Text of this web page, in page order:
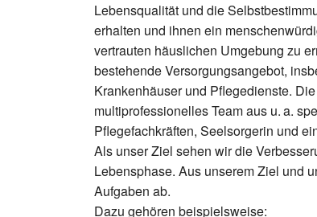
Lebensqualität und die
erhalten und ihnen ein
vertrauten häuslichen Umgebung zu
bestehende Versorgungsangebot,
Krankenhäuser und Pflegedienste.
multiprofessionelles Team aus u. a.
Pflegefachkräften, Seelsorgerin und
Als unser Ziel sehen wir die
Lebensphase. Aus unserem Ziel und
Aufgaben ab.
Dazu gehören beispielsweise: